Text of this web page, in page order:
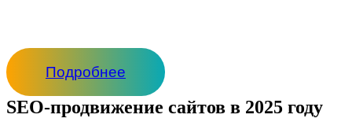
Подробнее
SEO-продвижение сайтов в 2025 году